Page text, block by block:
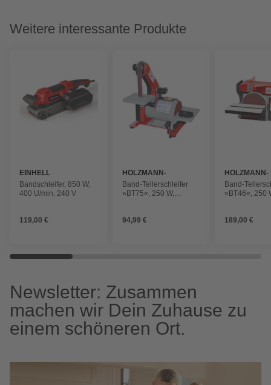
Weitere interessante Produkte
EINHELL
Bandschleifer, 850 W,
400 U/min, 240 V
119,00 €
HOLZMANN-
MASCHINEN
Band-Tellerschleifer
»BT75«, 250 W,
914 m/min
94,99 €
HOLZMANN-
MASCHINEN
Band-
»BT46«, 250
490 m/min
189,00 €
Newsletter: Zusammen
machen wir Dein Zuhause zu
einem schöneren Ort.